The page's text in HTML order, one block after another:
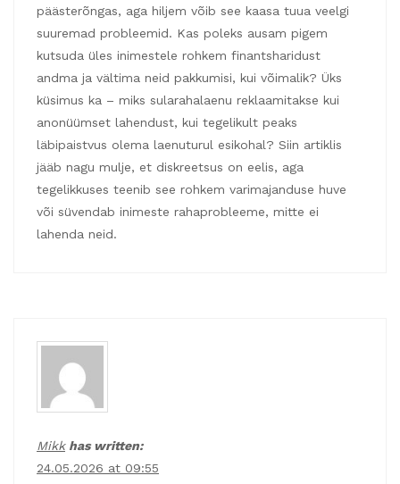
päästerõngas, aga hiljem võib see kaasa tuua veelgi
suuremad probleemid. Kas poleks ausam pigem
kutsuda üles inimestele rohkem finantsharidust
andma ja vältima neid pakkumisi, kui võimalik? Üks
küsimus ka – miks sularahalaenu reklaamitakse kui
anonüümset lahendust, kui tegelikult peaks
läbipaistvus olema laenuturul esikohal? Siin artiklis
jääb nagu mulje, et diskreetsus on eelis, aga
tegelikkuses teenib see rohkem varimajanduse huve
või süvendab inimeste rahaprobleeme, mitte ei
lahenda neid.
Mikkhas written:
24.05.2026 at 09:55